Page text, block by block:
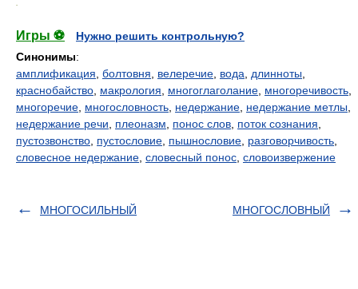
Игры ⚽
Нужно решить контрольную?
Синонимы:
амплификация болтовня велеречие вода длинноты
краснобайство макрология многоглаголание многоречивость
многоречие многословность недержание недержание метлы
недержание речи
плеоназм понос слов поток сознания
пустозвонство пустословие пышнословие разговорчивость
словесное недержание словесный понос словоизвержение
МНОГОСИЛЬНЫЙ МНОГОСЛОВНЫЙ